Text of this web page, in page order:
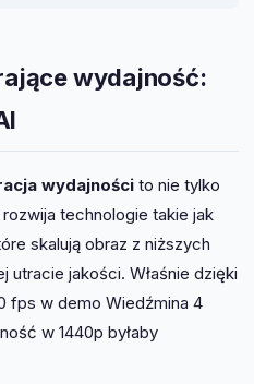
wydajność:
wydajności to nie tylko
technologie takie jak
skalują obraz z niższych
utracie jakości. Właśnie dzięki
fps w demo Wiedźmina 4
w 1440p byłaby